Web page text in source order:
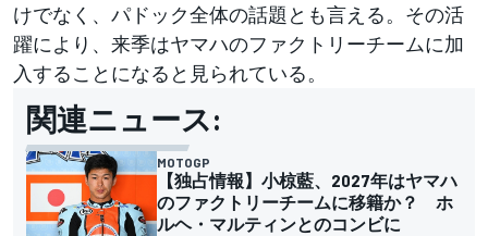
けでなく、パドック全体の話題とも言える。その活
躍により、来季はヤマハのファクトリーチームに加
入することになると見られている。
関連ニュース:
MOTOGP
【独占情報】小椋藍、2027年はヤマハ
のファクトリーチームに移籍か？ ホ
ルヘ・マルティンとのコンビに